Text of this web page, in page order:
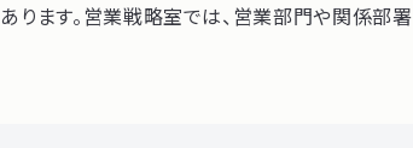
ます。営業戦略室では、営業部門や関係部